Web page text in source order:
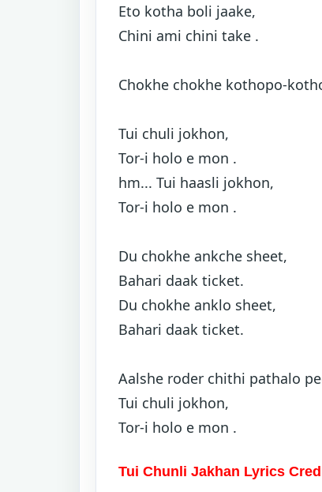
Eto kotha boli jaake,
Chini ami chini take .
Chokhe chokhe kothopo-
Tui chuli jokhon,
Tor-i holo e mon .
hm... Tui haasli jokhon,
Tor-i holo e mon .
Du chokhe ankche sheet,
Bahari daak ticket.
Du chokhe anklo sheet,
Bahari daak ticket.
Aalshe roder chithi pathalo
Tui chuli jokhon,
Tor-i holo e mon .
Tui Chunli Jakhan Lyrics